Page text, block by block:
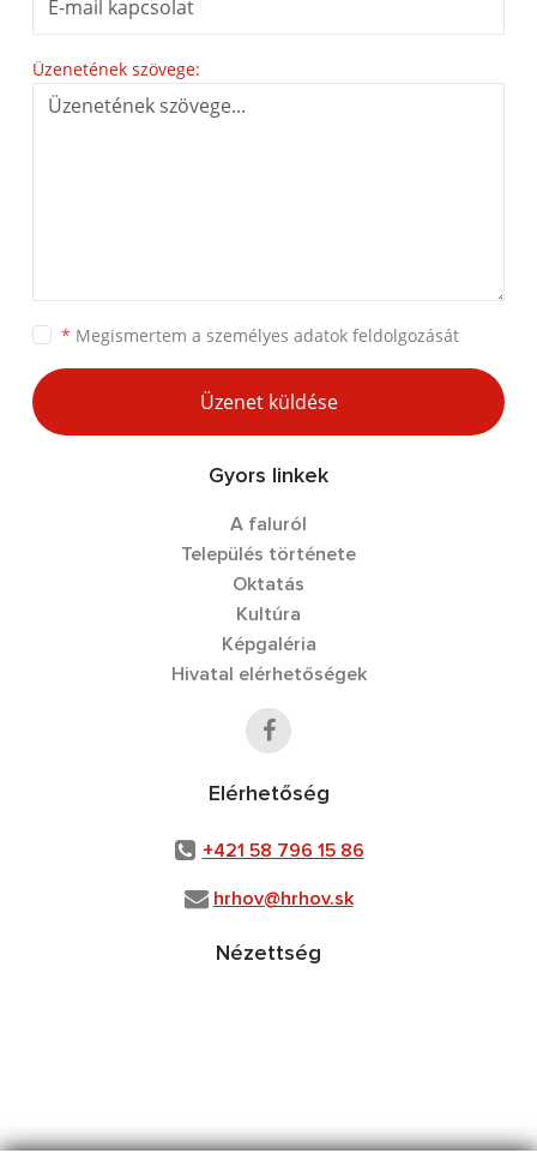
Üzenetének szövege:
* Megismertem a személyes adatok feldolgozását
Üzenet küldése
Gyors linkek
A faluról
Település története
Oktatás
Kultúra
Képgaléria
Hivatal elérhetőségek
Elérhetőség
+421 58 796 15 86
hrhov@hrhov.sk
Nézettség